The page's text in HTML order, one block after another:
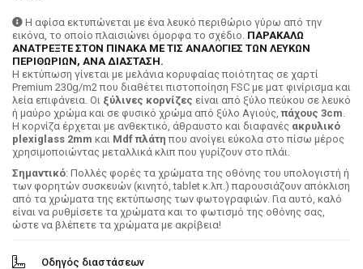
Η αφίσα εκτυπώνεται με ένα λευκό περιθώριο γύρω από την
εικόνα, το οποίο πλαισιώνει όμορφα το σχέδιο. ΠΑΡΑΚΑΛΩ
ΑΝΑΤΡΕΞΤΕ ΣΤΟΝ ΠΙΝΑΚΑ ΜΕ ΤΙΣ ΑΝΑΛΟΓΙΕΣ ΤΩΝ ΛΕΥΚΩΝ
ΠΕΡΙΘΩΡΙΩΝ, ΑΝΑ ΔΙΑΣΤΑΣΗ.
H εκτύπωση γίνεται με μελάνια κορυφαίας ποιότητας σε χαρτί
Premium 230g/m2 που διαθέτει πιστοποίηση FSC με ματ φινίρισμα και
λεία επιφάνεια. Οι ξύλινες κορνίζες είναι από ξύλο πεύκου σε λευκό
ή μαύρο χρώμα και σε φυσικό χρώμα από ξύλο Αγιούς, πάχους 3cm.
Η κορνίζα έρχεται με ανθεκτικό, άθραυστο και διαφανές ακρυλικό
plexiglass 2mm και Mdf πλάτη που ανοίγει εύκολα στο πίσω μέρος
χρησιμοποιώντας μεταλλικά κλιπ που γυρίζουν στο πλάι.
Σημαντικό: Πολλές φορές τα χρώματα της οθόνης του υπολογιστή ή
των φορητών συσκευών (κινητό, tablet κ.λπ.) παρουσιάζουν απόκλιση
από τα χρώματα της εκτύπωσης των φωτογραφιών. Για αυτό, καλό
είναι να ρυθμίσετε τα χρώματα και το φωτισμό της οθόνης σας,
ώστε να βλέπετε τα χρώματα με ακρίβεια!
Οδηγός διαστάσεων